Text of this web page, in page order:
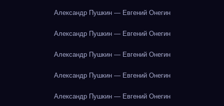
Александр Пушкин — Евгений Онегин
Александр Пушкин — Евгений Онегин
Александр Пушкин — Евгений Онегин
Александр Пушкин — Евгений Онегин
Александр Пушкин — Евгений Онегин